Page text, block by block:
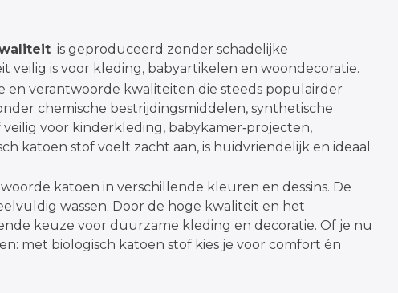
is geproduceerd zonder schadelijke
is voor kleding, babyartikelen en woondecoratie.
en verantwoorde kwaliteiten die steeds populairder
chemische bestrijdingsmiddelen, synthetische
voor kinderkleding, babykamer‑projecten,
katoen stof voelt zacht aan, is huidvriendelijk en ideaal
katoen in verschillende kleuren en dessins. De
wassen. Door de hoge kwaliteit en het
keuze voor duurzame kleding en decoratie. Of je nu
met biologisch katoen stof kies je voor comfort én